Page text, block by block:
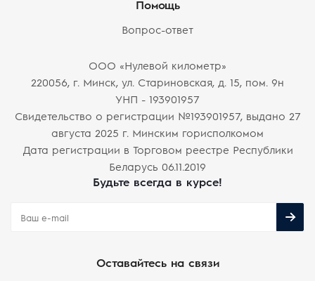
Помощь
Вопрос-ответ
ООО «Нулевой километр»
220056, г. Минск, ул. Стариновская, д. 15, пом. 9н
УНП - 193901957
Свидетельство о регистрации №193901957, выдано 27
августа 2025 г. Минским горисполкомом
Дата регистрации в Торговом реестре Республики
Беларусь 06.11.2019
Будьте всегда в курсе!
Оставайтесь на связи